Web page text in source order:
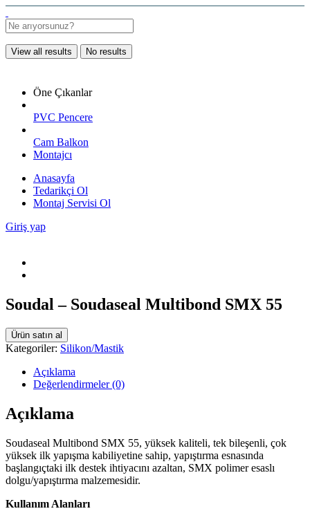
View all results No results
Öne Çıkanlar
PVC Pencere
Cam Balkon
Montajcı
Anasayfa
Tedarikçi Ol
Montaj Servisi Ol
Giriş yap
Soudal – Soudaseal Multibond SMX 55
Ürün satın al
Kategoriler: Silikon/Mastik
Açıklama
Değerlendirmeler (0)
Açıklama
Soudaseal Multibond SMX 55, yüksek kaliteli, tek bileşenli, çok
yüksek ilk yapışma kabiliyetine sahip, yapıştırma esnasında
başlangıçtaki ilk destek ihtiyacını azaltan, SMX polimer esaslı
dolgu/yapıştırma malzemesidir.
Kullanım Alanları